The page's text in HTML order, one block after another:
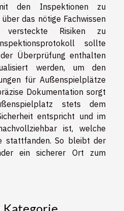
den Inspektionen zu
das nötige Fachwissen
Risiken zu
sollte
Überprüfung enthalten
werden, um den
für Außenspielplätze
Dokumentation sorgt
stets dem
entspricht und im
ist, welche
stattfanden. So bleibt der
ein sicherer Ort zum